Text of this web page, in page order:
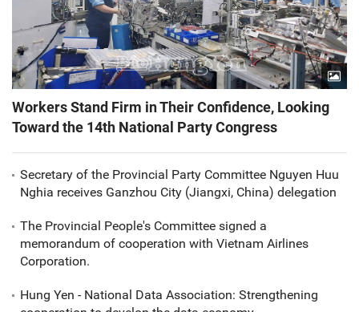
Workers Stand Firm in Their Confidence, Looking
Toward the 14th National Party Congress
Secretary of the Provincial Party Committee Nguyen Huu
Nghia receives Ganzhou City (Jiangxi, China) delegation
The Provincial People's Committee signed a
memorandum of cooperation with Vietnam Airlines
Corporation.
Hung Yen - National Data Association: Strengthening